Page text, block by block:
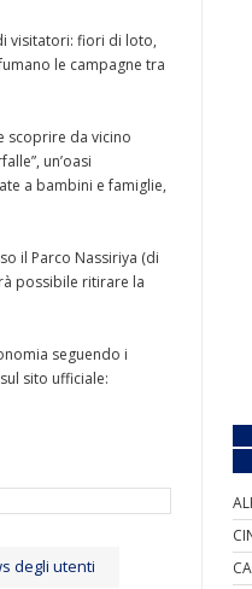
visitatori: fiori di loto,
le campagne tra
scoprire da vicino
un’oasi
a bambini e famiglie,
il Parco Nassiriya (di
possibile ritirare la
seguendo i
sito ufficiale:
degli utenti